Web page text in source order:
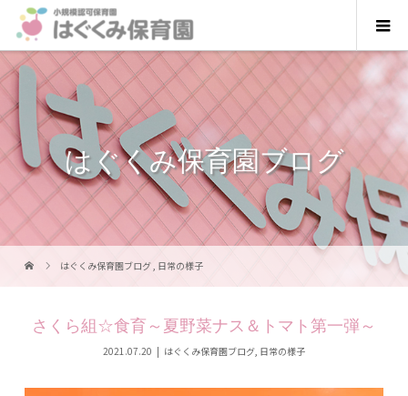
はぐくみ保育園ブログ
はぐくみ保育園ブログ, 日常の様子
さくら組☆食育～夏野菜ナス＆トマト第一弾～
2021.07.20 はぐくみ保育園ブログ 日常の様子